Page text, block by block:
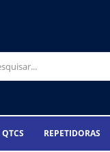
QTCS REPETIDORAS